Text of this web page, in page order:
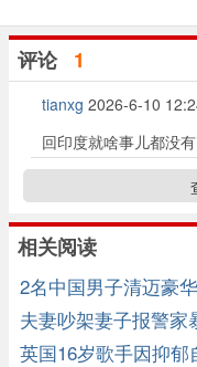
评论 1
tianxg 2026-6-10
回印度就啥事儿都没
相关阅读
2名中国男子清迈豪
夫妻吵架妻子报警
英国16岁歌手因抑